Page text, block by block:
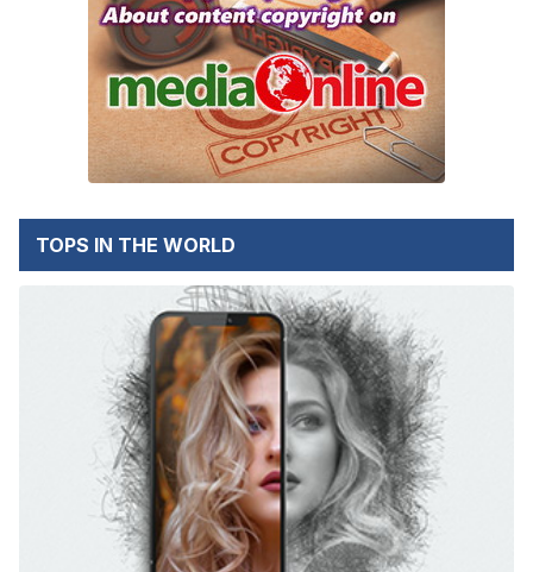
TOPS IN THE WORLD